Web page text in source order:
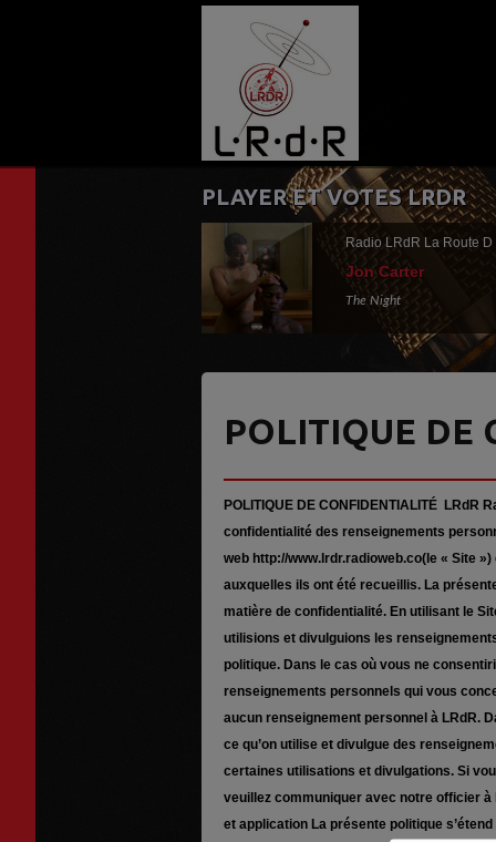
PLAYER ET VOTES LRDR
Radio LRdR La Route D
Jon Carter
The Night
POLITIQUE DE
POLITIQUE DE CONFIDENTIALITÉ LRdR
confidentialité des renseignements
web http://www.lrdr.radioweb.co(le « Site
auxquelles ils ont été recueillis. La
matière de confidentialité. En utilisant le
utilisions et divulguions les
politique. Dans le cas où vous ne
renseignements personnels qui vous
aucun renseignement personnel à LRdR.
ce qu’on utilise et divulgue des
certaines utilisations et divulgations. Si
veuillez communiquer avec notre officier
et application La présente politique